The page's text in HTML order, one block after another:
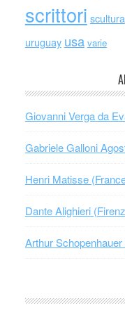
scrittori scultura
uruguay usa varie
Giovanni Verga da
Gabriele Galloni
Henri Matisse
Dante Alighieri
Arthur Schopenhauer